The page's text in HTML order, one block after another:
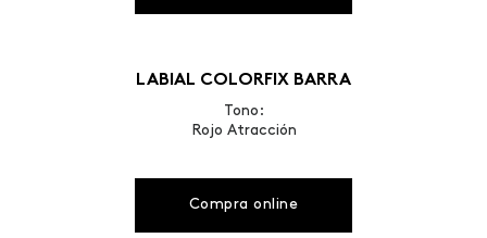
LABIAL COLORFIX BARRA
Tono:
Rojo Atracción
Compra online